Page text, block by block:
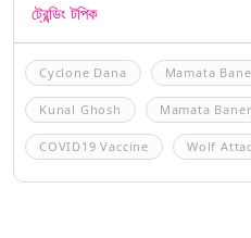
ট্রেন্ডিং টপিক
Cyclone Dana Mamata
Kunal Ghosh Mamata
COVID19 Vaccine Wolf